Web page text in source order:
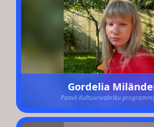
Gordelia
Paavli Kultuurivabriku